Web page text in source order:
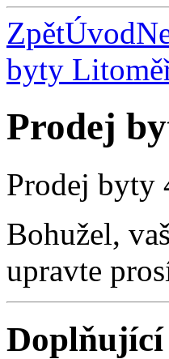
ZpětÚvod
byty
Prodej
Prodej byty
Bohužel,
upravte
Doplňující